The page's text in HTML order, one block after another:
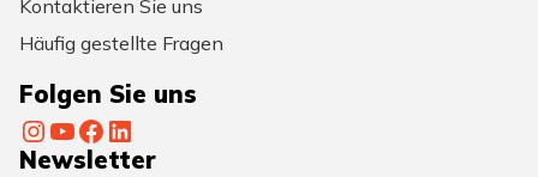
Kontaktieren Sie uns
Häufig gestellte Fragen
Folgen Sie uns
InstagramYouTube Facebook LinkedIn
Newsletter